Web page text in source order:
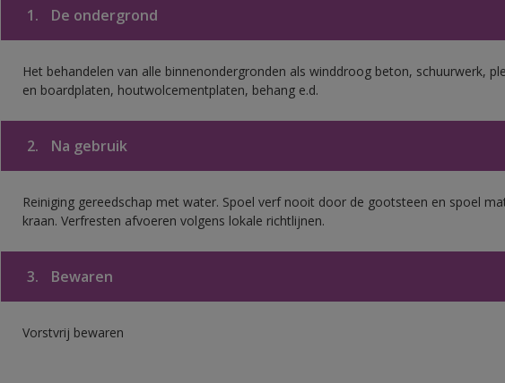
1. De ondergrond
Het behandelen van alle binnenondergronden als winddroog beton, schuurwerk,
en boardplaten, houtwolcementplaten, behang e.d.
2. Na gebruik
Reiniging gereedschap met water. Spoel verf nooit door de gootsteen en spoel
kraan. Verfresten afvoeren volgens lokale richtlijnen.
3. Bewaren
Vorstvrij bewaren